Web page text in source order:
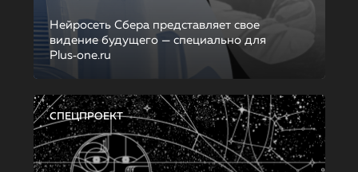
Нейросеть Сбера представляет свое
видение будущего — специально для
Plus‑one.ru
СПЕЦПРОЕКТ